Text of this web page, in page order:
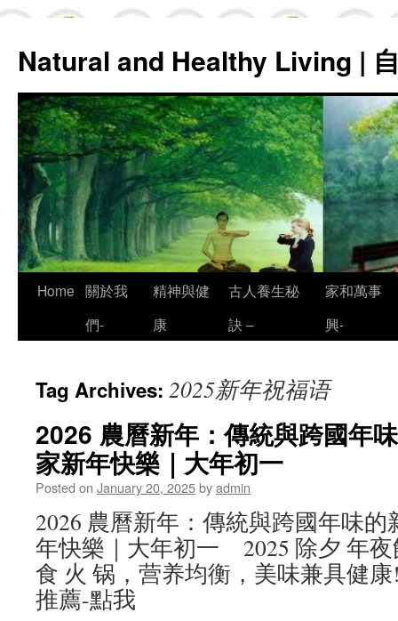
Natural and Healthy Living |
Skip
Home 關於我
們-
精神與健
康
古人養生秘
訣 –
家和萬事
興-
Tag Archives: 2025新年祝福语
2026 農曆新年：傳統與跨國年
家新年快樂｜大年初一
Posted on January 20, 2025byadmin
2026 農曆新年：傳統與跨國年味
年快樂｜大年初一 2025 除夕 年
食 火 锅，营养均衡，美味兼具健
推薦-點我